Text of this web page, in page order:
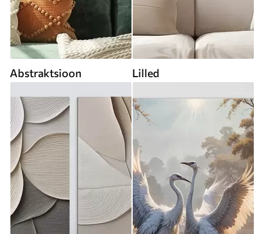
Abstraktsioon Lilled